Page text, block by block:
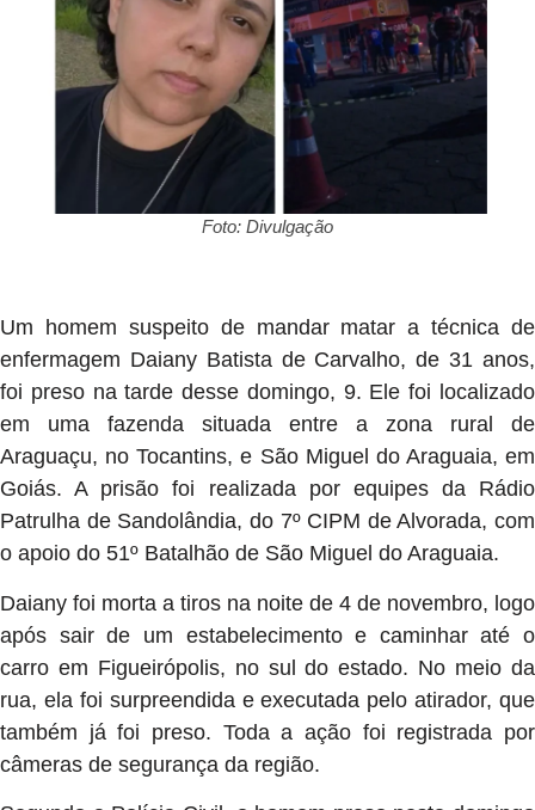
Foto: Divulgação
Um homem suspeito de mandar matar a técnica de
enfermagem Daiany Batista de Carvalho, de 31 anos,
foi preso na tarde desse domingo, 9. Ele foi localizado
em uma fazenda situada entre a zona rural de
Araguaçu, no Tocantins, e São Miguel do Araguaia, em
Goiás. A prisão foi realizada por equipes da Rádio
Patrulha de Sandolândia, do 7º CIPM de Alvorada, com
o apoio do 51º Batalhão de São Miguel do Araguaia.
Daiany foi morta a tiros na noite de 4 de novembro, logo
após sair de um estabelecimento e caminhar até o
carro em Figueirópolis, no sul do estado. No meio da
rua, ela foi surpreendida e executada pelo atirador, que
também já foi preso. Toda a ação foi registrada por
câmeras de segurança da região.